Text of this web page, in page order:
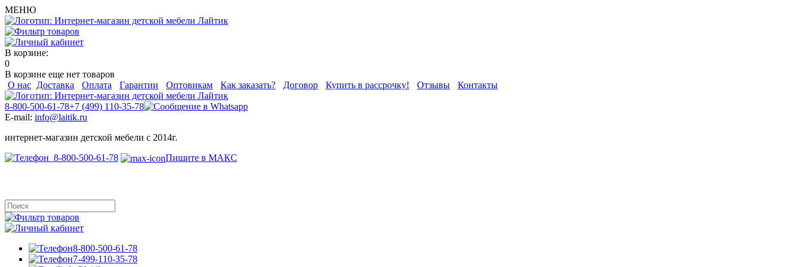
МЕНЮ
В корзине:
0
В корзине еще нет товаров
О нас Доставка Оплата Гарантии Оптовикам Как заказать? Договор Купить в рассрочку! Отзывы Контакты
8-800-500-61-78+7 (499) 110-35-78
E-mail: info@laitik.ru
интернет-магазин детской мебели с 2014г.
8-800-500-61-78
Пишите в МАКС
8-800-500-61-78
7-499-110-35-78